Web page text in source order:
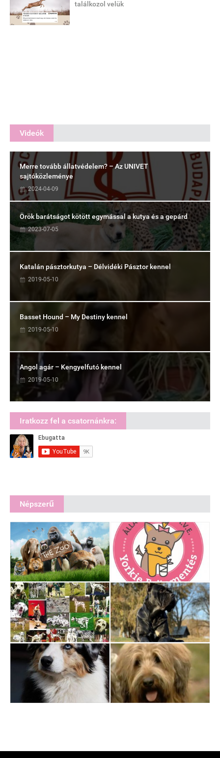
találkozol velük
Videók
Merre tovább állatvédelem? – Az UNIVET
sajtóközleménye
2024-04-09
Örök barátságot kötött egymással a kutya és a gepárd
2023-07-05
Katalán pásztorkutya – Délvidéki Pásztor kennel
2019-05-10
Basset Hound – My Destiny kennel
2019-05-10
Angol agár – Kengyelfutó kennel
2019-05-10
Iratkozz fel a csatornánkra:
Népszerű